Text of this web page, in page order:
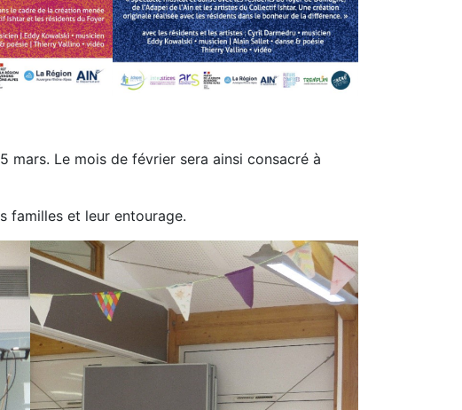
mars. Le mois de février sera ainsi consacré à
familles et leur entourage.